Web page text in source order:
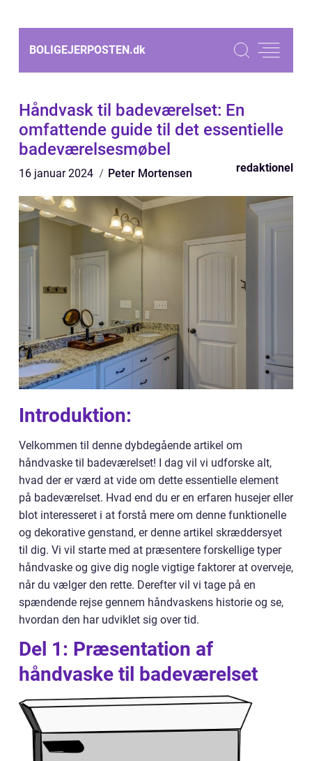
BOLIGEJERPOSTEN.dk
Håndvask til badeværelset: En
omfattende guide til det essentielle
badeværelsesmøbel
16 januar 2024 Peter Mortensen redaktionel
Introduktion:
Velkommen til denne dybdegående artikel om
håndvaske til badeværelset! I dag vil vi udforske alt,
hvad der er værd at vide om dette essentielle element
på badeværelset. Hvad end du er en erfaren husejer eller
blot interesseret i at forstå mere om denne funktionelle
og dekorative genstand, er denne artikel skræddersyet
til dig. Vi vil starte med at præsentere forskellige typer
håndvaske og give dig nogle vigtige faktorer at overveje,
når du vælger den rette. Derefter vil vi tage på en
spændende rejse gennem håndvaskens historie og se,
hvordan den har udviklet sig over tid.
Del 1: Præsentation af
håndvaske til badeværelset